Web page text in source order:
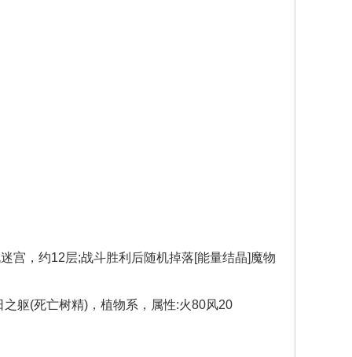
宫，约12层;战斗胜利后随机掉落[能量结晶]魔物
躯(死亡树精)，植物系，属性:火80风20